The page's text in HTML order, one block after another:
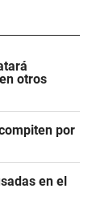
otros
por
en el